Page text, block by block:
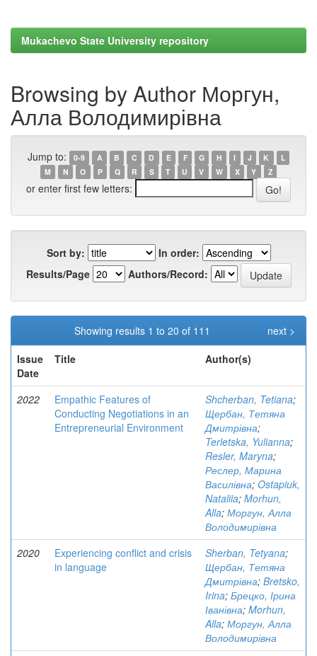
Mukachevo State University repository
Browsing by Author Моргун,
Алла Володимирівна
Jump to: 0-9 A B C D E F G H I J K
L
M
N O P Q R S T U V W X Y Z
or enter first few letters:
Sort by:
In order:
Results/Page
Authors/Record:
Showing results 1 to 20 of 111
next >
Issue
Date
Title Author(s)
2022
Empathic Features of
Conducting Negotiations in an
Entrepreneurial Environment
Shcherban, Tetiana;
Щербан, Тетяна
Дмитрівна;
Terletska, Yulianna;
Resler, Maryna;
Реслер, Марина
Василівна; Ostapiuk,
Nataliia; Morhun,
Alla; Моргун, Алла
Володимирівна
2020
Experiencing conflict and crisis
in language
Sherban, Tetyana;
Щербан, Тетяна
Дмитрівна; Bretsko,
Irina; Брецко, Ірина
Іванівна; Morhun,
Alla; Моргун, Алла
Володимирівна